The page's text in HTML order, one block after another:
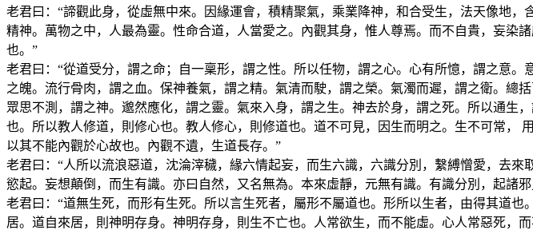
老君曰：“諦觀此身，從虛無中來。因緣運會，積精聚氣，乘業降神，和合受生，法天像地
精神。萬物之中，人最為靈。性命合道，人當愛之。內觀其身，惟人尊焉。而不自貴，妄
也。”
老君曰：“從道受分，謂之命；自一稟形，謂之性。所以任物，謂之心。心有所憶，謂之意
之魄。流行骨肉，謂之血。保神養氣，謂之精。氣清而駛，謂之榮。氣濁而遲，謂之衛。總
眾思不測，謂之神。邈然應化，謂之靈。氣來入身，謂之生。神去於身，謂之死。所以通
也。所以教人修道，則修心也。教人修心，則修道也。道不可見，因生而明之。生不可常，
以其不能內觀於心故也。內觀不遺，生道長存。”
老君曰：“人所以流浪惡道，沈淪滓穢，緣六情起妄，而生六識，六識分別，繫縛憎愛，去
慾起。妄想顛倒，而生有識。亦曰自然，又名無為。本來虛靜，元無有識。有識分別，起諸
老君曰：“道無生死，而形有生死。所以言生死者，屬形不屬道也。形所以生者，由得其道
居。道自來居，則神明存身。神明存身，則生不亡也。人常欲生，而不能虛。心人常惡死，